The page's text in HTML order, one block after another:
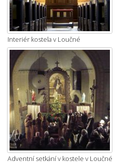
Interiér kostela v Loučné
Adventní setkání v kostele v Loučné